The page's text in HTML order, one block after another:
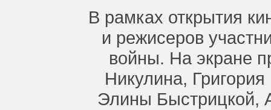
В рамках открытия
и режисеров
войны. На экране
Никулина,
Элины Быстрицкой,